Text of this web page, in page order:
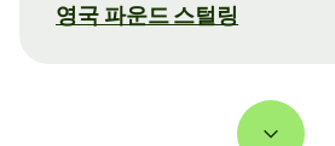
영국 파운드 스털링